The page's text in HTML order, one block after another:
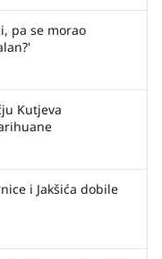
pa se morao
Kutjeva
i Jakšića dobile